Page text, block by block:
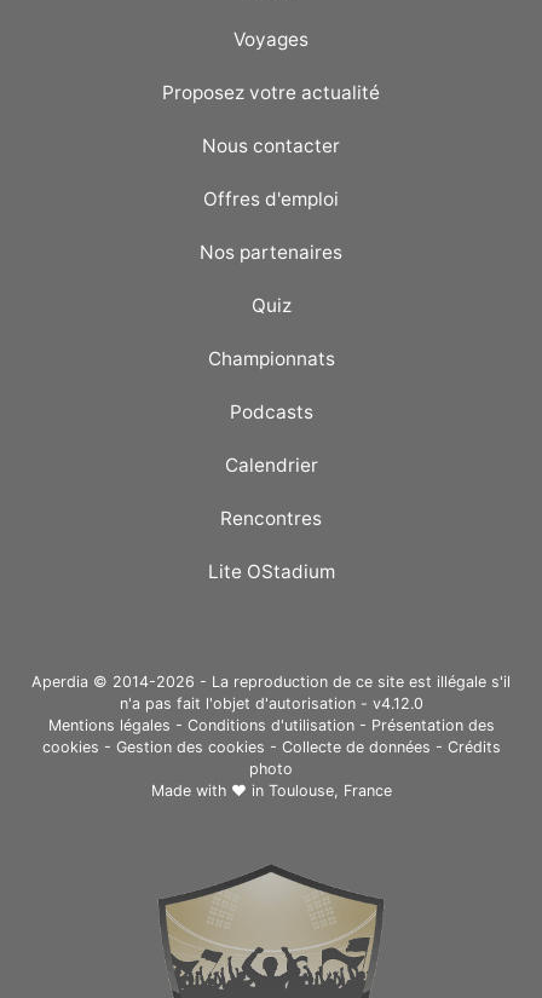
Voyages
Proposez votre actualité
Nous contacter
Offres d'emploi
Nos partenaires
Quiz
Championnats
Podcasts
Calendrier
Rencontres
Lite OStadium
Aperdia © 2014-2026 - La reproduction de ce site est illégale s'il
n'a pas fait l'objet d'autorisation - v4.12.0
Mentions légales - Conditions d'utilisation- Présentation des
cookies - Gestion des cookies - Collecte de données - Crédits
photo
Made with ❤ in Toulouse, France